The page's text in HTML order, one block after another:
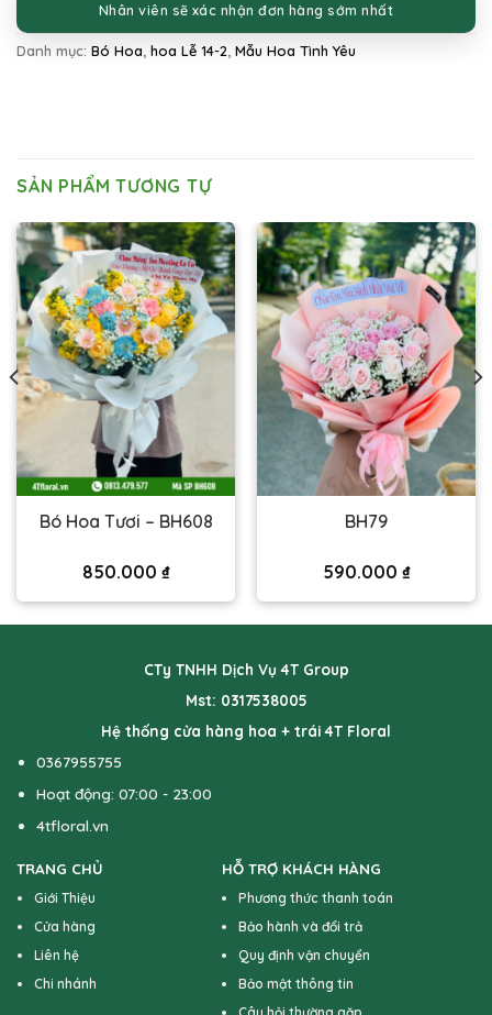
Nhân viên sẽ xác nhận đơn hàng sớm nhất
Danh mục: Bó Hoa hoa Lễ 14-2 Mẫu Hoa Tình Yêu
SẢN PHẨM TƯƠNG TỰ
Bó Hoa Tươi – BH608
850.000 ₫
BH79
590.000 ₫
CTy TNHH Dịch Vụ 4T Group
Mst: 0317538005
Hệ thống cửa hàng hoa + trái 4T Floral
0367955755
Hoạt động: 07:00 - 23:00
4tfloral.vn
TRANG CHỦ
Giới Thiệu
Cửa hàng
Liên hệ
Chi nhánh
HỖ TRỢ KHÁCH HÀNG
Phương thức thanh toán
Bảo hành và đổi trả
Quy định vận chuyển
Bảo mật thông tin